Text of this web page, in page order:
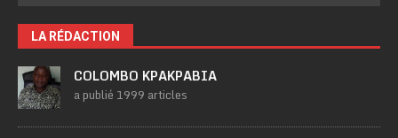
LA RÉDACTION
COLOMBO KPAKPABIA
a publié 1999 articles